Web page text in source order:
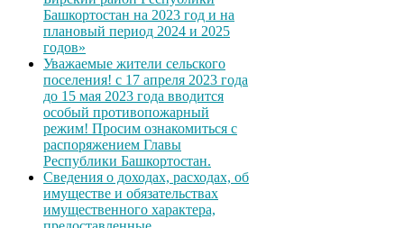
Башкортостан на 2023 год и на
плановый период 2024 и 2025
годов»
Уважаемые жители сельского
поселения! с 17 апреля 2023 года
до 15 мая 2023 года вводится
особый противопожарный
режим! Просим ознакомиться с
распоряжением Главы
Республики Башкортостан.
Сведения о доходах, расходах, об
имуществе и обязательствах
имущественного характера,